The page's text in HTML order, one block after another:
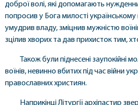
доброї волі, які допомагають
попросив у Бога милості
умудрив владу, зміцнив мужністю
зцілив хворих та дав прихисток тим,
Також були піднесені заупокійні
воїнів, невинно вбитих під час війни
православних християн.
Наприкінці Літургії архіпастир